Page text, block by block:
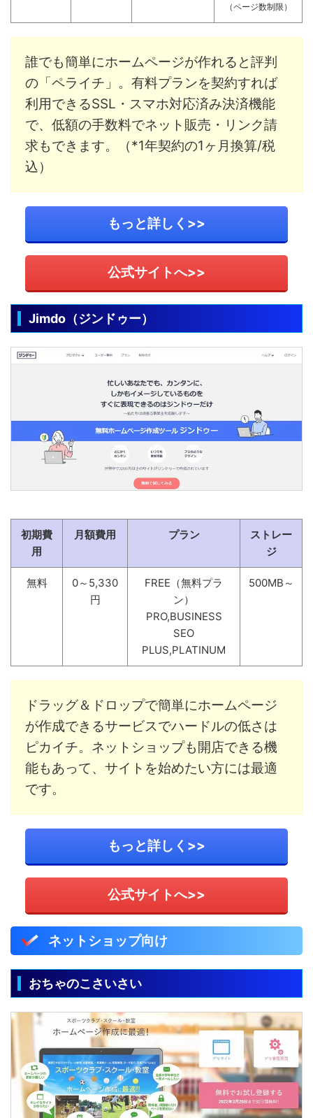
（ページ数制限）
誰でも簡単にホームページが作れると評判
の「ペライチ」。有料プランを契約すれば
利用できるSSL・スマホ対応済み決済機能
で、低額の手数料でネット販売・リンク請
求もできます。（*1年契約の1ヶ月換算/税
込）
もっと詳しく>>
公式サイトへ>>
Jimdo（ジンドゥー）
初期費
用
月額費用 プラン
ストレー
ジ
無料
0～5,330
円
FREE（無料プラ
ン）
PRO,BUSINESS
SEO
PLUS,PLATINUM
500MB～
ドラッグ＆ドロップで簡単にホームページ
が作成できるサービスでハードルの低さは
ピカイチ。ネットショップも開店できる機
能もあって、サイトを始めたい方には最適
です。
もっと詳しく>>
公式サイトへ>>
ネットショップ向け
おちゃのこさいさい